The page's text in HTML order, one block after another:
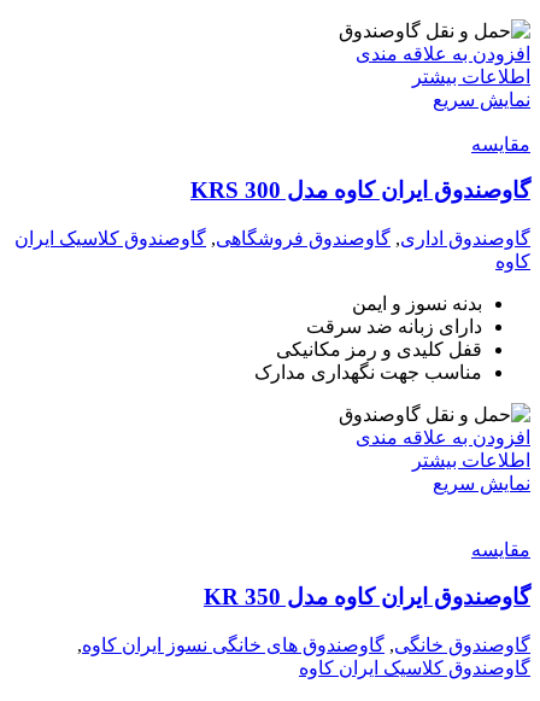
افزودن به علاقه مندی
اطلاعات بیشتر
نمایش سریع
مقايسه
گاوصندوق ایران کاوه مدل 300 KRS
گاوصندوق اداری, گاوصندوق فروشگاهی, گاوصندوق کلاسیک ایران
کاوه
بدنه نسوز و ایمن
دارای زبانه ضد سرقت
قفل کلیدی و رمز مکانیکی
مناسب جهت نگهداری مدارک
افزودن به علاقه مندی
اطلاعات بیشتر
نمایش سریع
مقايسه
گاوصندوق ایران کاوه مدل 350 KR
گاوصندوق خانگی, گاوصندوق های خانگی نسوز ایران کاوه,
گاوصندوق کلاسیک ایران کاوه